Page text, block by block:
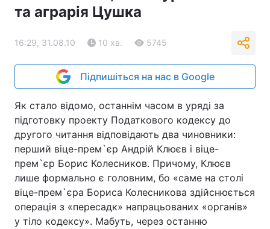
та аграрія Цушка
16:29, 31.08.10 10 хв. 5745
Підпишіться на нас в Google
Як стало відомо, останнім часом в уряді за
підготовку проекту Податкового кодексу до
другого читання відповідають два чиновники:
перший віце-прем`єр Андрій Клюєв і віце-
прем`єр Борис Колесников. Причому, Клюєв
лише формально є головним, бо «саме на столі
віце-прем`єра Бориса Колесникова здійснюється
операція з «пересадк» напрацьованих «органів»
у тіло кодексу». Мабуть, через останню